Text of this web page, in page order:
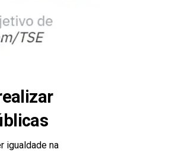
igualdade na